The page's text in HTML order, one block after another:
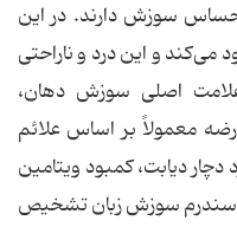
سوزش دارند. در این
و این درد و ناراحتی
اصلی سوزش دهان،
معمولاً بر اساس علائم
دیابت، کمبود ویتامین
سندرم سوزش زبان تشخیص